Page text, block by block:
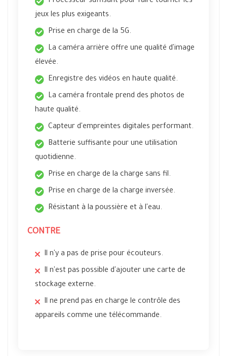
jeux les plus exigeants.
Prise en charge de la 5G.
La caméra arrière offre une qualité d'image
élevée.
Enregistre des vidéos en haute qualité.
La caméra frontale prend des photos de
haute qualité.
Capteur d'empreintes digitales performant.
Batterie suffisante pour une utilisation
quotidienne.
Prise en charge de la charge sans fil.
Prise en charge de la charge inversée.
Résistant à la poussière et à l'eau.
CONTRE
Il n'y a pas de prise pour écouteurs.
Il n'est pas possible d'ajouter une carte de
stockage externe.
Il ne prend pas en charge le contrôle des
appareils comme une télécommande.